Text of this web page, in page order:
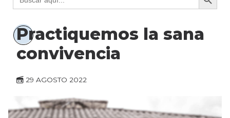
Practiquemos la sana
convivencia
29 AGOSTO 2022